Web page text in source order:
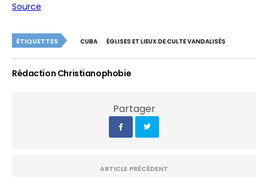
Source
ÉTIQUETTES CUBA ÉGLISES ET LIEUX DE CULTE VANDALISÉS
Rédaction Christianophobie
Partager
ARTICLE PRÉCÉDENT